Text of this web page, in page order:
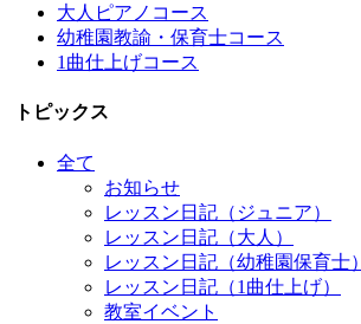
大人ピアノコース
幼稚園教諭・保育士コース
1曲仕上げコース
トピックス
全て
お知らせ
レッスン日記（ジュニア）
レッスン日記（大人）
レッスン日記（幼稚園保育士）
レッスン日記（1曲仕上げ）
教室イベント